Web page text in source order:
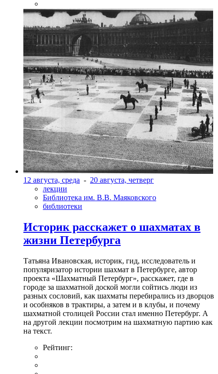
12 августа, среда - 20 августа, четверг
лекции
Библиотека им. В.В. Маяковского
библиотеки
Историк расскажет о шахматах в
жизни Петербурга
Татьяна Ивановская, историк, гид, исследователь и
популяризатор истории шахмат в Петербурге, автор
проекта «Шахматный Петербург», расскажет, где в
городе за шахматной доской могли сойтись люди из
разных сословий, как шахматы перебирались из дворцов
и особняков в трактиры, а затем и в клубы, и почему
шахматной столицей России стал именно Петербург. А
на другой лекции посмотрим на шахматную партию как
на текст.
Рейтинг: